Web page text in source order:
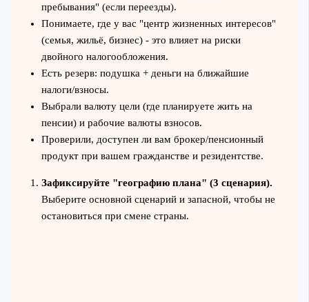
пребывания" (если переезды).
Понимаете, где у вас "центр жизненных интересов"
(семья, жильё, бизнес) - это влияет на риски
двойного налогообложения.
Есть резерв: подушка + деньги на ближайшие
налоги/взносы.
Выбрали валюту цели (где планируете жить на
пенсии) и рабочие валюты взносов.
Проверили, доступен ли вам брокер/пенсионный
продукт при вашем гражданстве и резидентстве.
Зафиксируйте "географию плана" (3 сценария).
Выберите основной сценарий и запасной, чтобы не
остановиться при смене страны.